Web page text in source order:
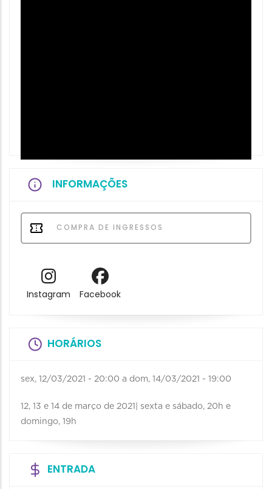
INFORMAÇÕES
COMPRA DE INGRESSOS
Instagram Facebook
HORÁRIOS
sex, 12/03/2021 - 20:00 a dom, 14/03/2021 - 19:00
12, 13 e 14 de março de 2021| sexta e sábado, 20h e
domingo, 19h
ENTRADA